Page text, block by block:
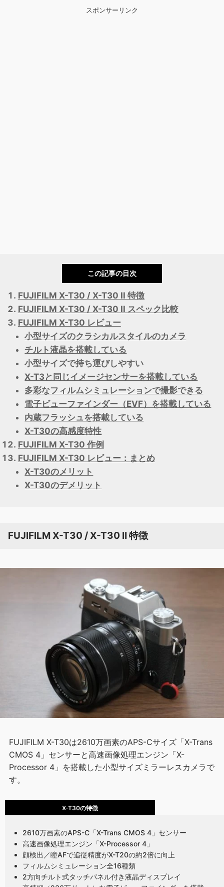
スポンサーリンク
この記事の目次
FUJIFILM X-T30 / X-T30 II 特徴
FUJIFILM X-T30 / X-T30 II スペック比較
FUJIFILM X-T30 レビュー
小型サイズのクラシカルスタイルのカメラ
チルト液晶を搭載している
小型サイズで持ち運びしやすい
X-T3と同じイメージセンサーを搭載している
多彩なフィルムシミュレーションで撮影できる
電子ビューファインダー（EVF）を搭載している
内蔵フラッシュを搭載している
X-T30の高感度特性
FUJIFILM X-T30 作例
FUJIFILM X-T30 レビュー：まとめ
X-T30のメリット
X-T30のデメリット
FUJIFILM X-T30 / X-T30 II 特徴
FUJIFILM X-T30は2610万画素のAPS-Cサイズ「X-Trans
CMOS 4」センサーと高速画像処理エンジン「X-
Processor 4」を搭載した小型サイズミラーレスカメラで
す。
X-T30の特徴
2610万画素のAPS-C「X-Trans CMOS 4」センサー
高速画像処理エンジン「X-Processor 4」
顔検出／瞳AFで追従精度がX-T20の約2倍に向上
フィルムシミュレーション全16種類
2方向チルト式タッチパネル付き液晶ディスプレイ